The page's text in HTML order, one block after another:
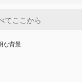
な背景